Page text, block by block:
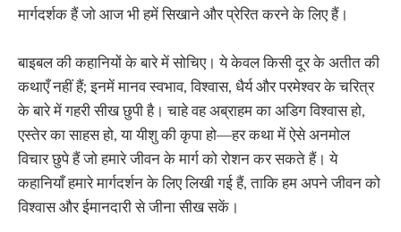
मार्गदर्शक हैं जो आज भी हमें सिखाने और प्रेरित करने के लिए हैं।
बाइबल की कहानियों के बारे में सोचिए। ये केवल किसी दूर के अतीत की
कथाएँ नहीं हैं; इनमें मानव स्वभाव, विश्वास, धैर्य और परमेश्वर के चरित्र
के बारे में गहरी सीख छुपी है। चाहे वह अब्राहम का अडिग विश्वास हो,
एस्तेर का साहस हो, या यीशु की कृपा हो—हर कथा में ऐसे अनमोल
विचार छुपे हैं जो हमारे जीवन के मार्ग को रोशन कर सकते हैं। ये
कहानियाँ हमारे मार्गदर्शन के लिए लिखी गई हैं, ताकि हम अपने जीवन को
विश्वास और ईमानदारी से जीना सीख सकें।